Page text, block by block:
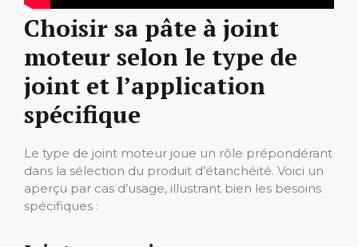
Choisir sa pâte à joint
moteur selon le type de
joint et l’application
spécifique
Le type de joint moteur joue un rôle prépondérant
dans la sélection du produit d’étanchéité. Voici un
aperçu par cas d’usage, illustrant bien les besoins
spécifiques :